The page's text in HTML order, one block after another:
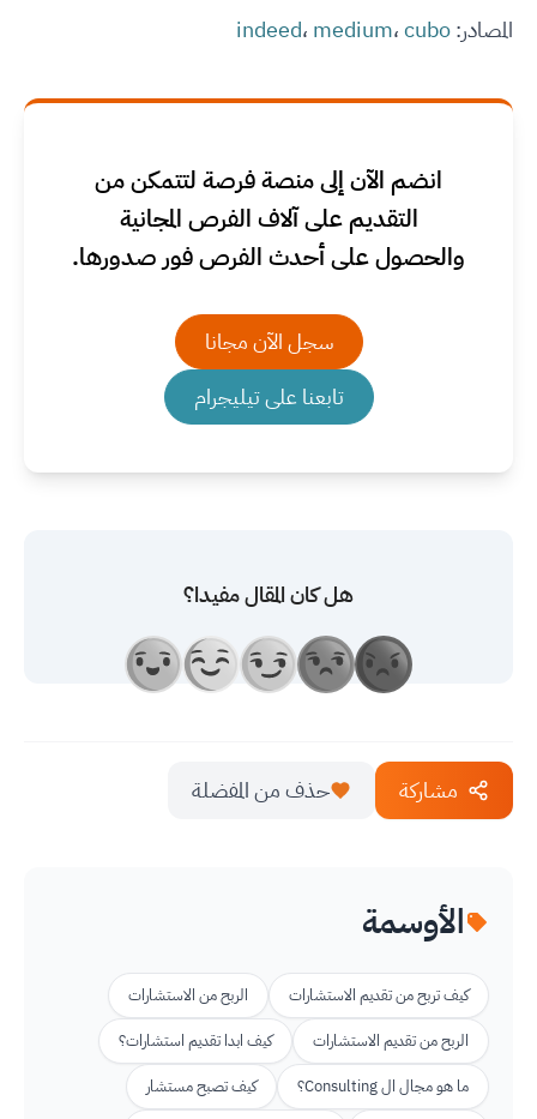
المصادر:
indeed، medium،cubo
انضم الآن إلى منصة فرصة لتتمكن من
التقديم على آلاف الفرص المجانية
والحصول على أحدث الفرص فور صدورها.
سجل الآن مجانا
تابعنا على تيليجرام
هل كان المقال مفيدا؟
مشاركة حذف من المفضلة
الأوسمة
كيف تربح من تقديم الاستشارات
الربح من الاستشارات
الربح من تقديم الاستشارات
كيف ابدا تقديم استشارات؟
ما هو مجال ال Consulting؟
كيف تصبح مستشار